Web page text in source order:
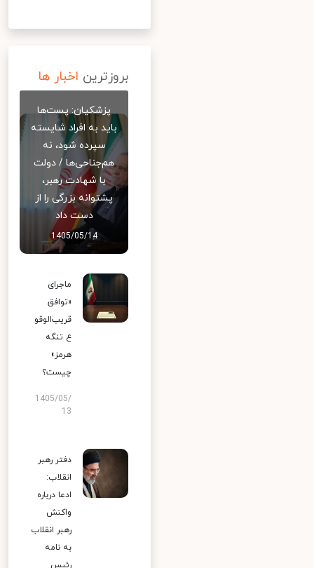
بروزترین اخبار ها
پزشکیان: پست‌ها
باید به افراد شایسته
سپرده شود، نه
هم‌جناحی‌ها / دولت
با شهادت رهبر،
پشتوانه بزرگی را از
دست داد
1405/05/14
ماجرای
«توافق
قریب‌الوقو
ع تنگه
هرمز»
چیست؟
1405/05/
13
دفتر رهبر
انقلاب:
ادعا درباره
واکنش
رهبر انقلاب
به نامه
رئیس